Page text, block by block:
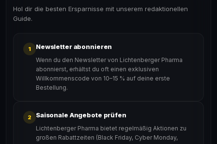
Hol dir die besten Ersparnisse mit unserem redaktionellen
Guide.
1 Newsletter abonnieren
Wenn du den Newsletter von Lichtenberger Pharma
abonnierst, erhältst du oft einen exklusiven
Willkommenscode von 10–15 % auf deine erste
Bestellung.
2 Saisonale Angebote prüfen
Lichtenberger Pharma bietet regelmäßig Aktionen zu
großen Rabattzeiten (Black Friday, Cyber Monday,